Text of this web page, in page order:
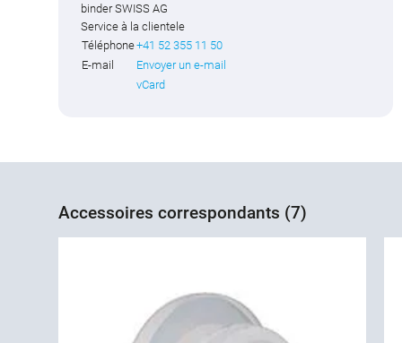
binder SWISS AG
Service à la clientele
Téléphone+41 52 355 11 50
E-mail
Envoyer un e-mail
vCard
Accessoires correspondants (7)